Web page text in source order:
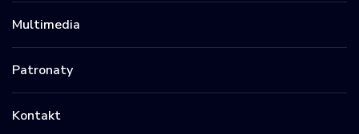
Multimedia
Patronaty
Kontakt